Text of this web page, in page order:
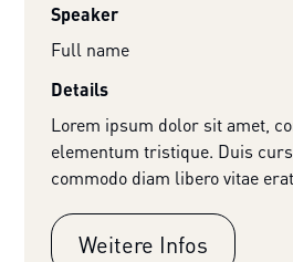
Speaker
Full name
Details
Lorem ipsum dolor sit amet,
elementum tristique. Duis
commodo diam libero vitae
Weitere Infos